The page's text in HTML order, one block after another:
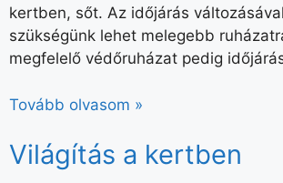
kertben, sőt. Az időjárás
szükségünk lehet melegebb
megfelelő védőruházat pedig
Tovább olvasom »
Világítás a kertben